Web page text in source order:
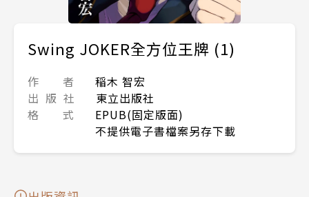
Swing JOKER全方位王牌 (1)
作 者
稲木 智宏
出 版 社
東立出版社
格 式
EPUB(固定版面)
不提供電子書檔案另存下載